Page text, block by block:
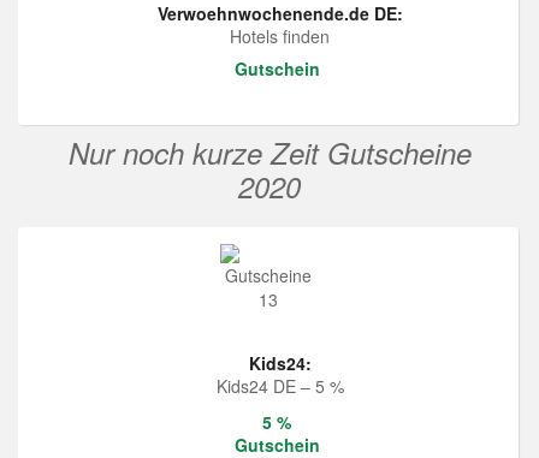
Verwoehnwochenende.de DE:
Hotels finden
Gutschein
Nur noch kurze Zeit Gutscheine
2020
Kids24:
Kids24 DE – 5 %
5 %
Gutschein